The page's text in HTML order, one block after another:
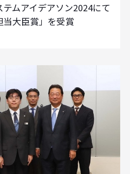
ムアイデアソン2024にて
当大臣賞」を受賞